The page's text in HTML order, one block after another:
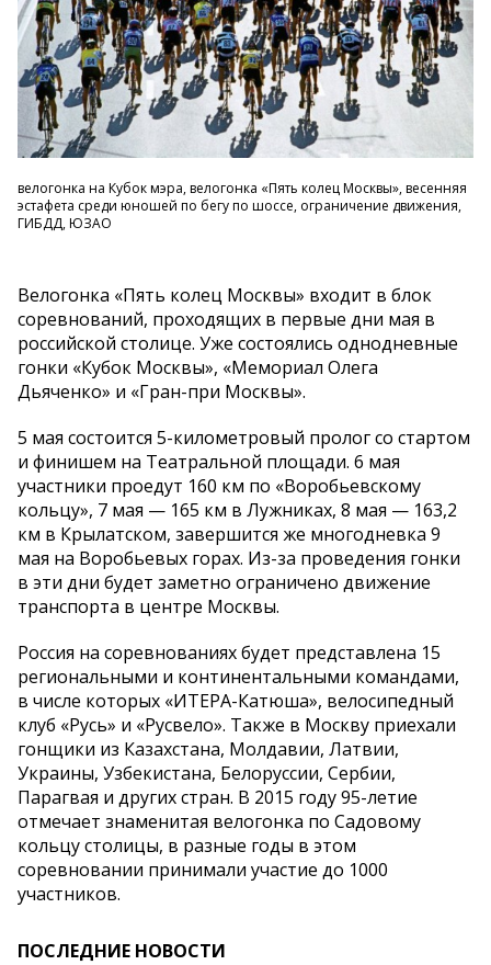
велогонка на Кубок мэра, велогонка «Пять колец Москвы», весенняя
эстафета среди юношей по бегу по шоссе, ограничение движения,
ГИБДД, ЮЗАО
Велогонка «Пять колец Москвы» входит в блок
соревнований, проходящих в первые дни мая в
российской столице. Уже состоялись однодневные
гонки «Кубок Москвы», «Мемориал Олега
Дьяченко» и «Гран-при Москвы».
5 мая состоится 5-километровый пролог со стартом
и финишем на Театральной площади. 6 мая
участники проедут 160 км по «Воробьевскому
кольцу», 7 мая — 165 км в Лужниках, 8 мая — 163,2
км в Крылатском, завершится же многодневка 9
мая на Воробьевых горах. Из-за проведения гонки
в эти дни будет заметно ограничено движение
транспорта в центре Москвы.
Россия на соревнованиях будет представлена 15
региональными и континентальными командами,
в числе которых «ИТЕРА-Катюша», велосипедный
клуб «Русь» и «Русвело». Также в Москву приехали
гонщики из Казахстана, Молдавии, Латвии,
Украины, Узбекистана, Белоруссии, Сербии,
Парагвая и других стран. В 2015 году 95-летие
отмечает знаменитая велогонка по Садовому
кольцу столицы, в разные годы в этом
соревновании принимали участие до 1000
участников.
ПОСЛЕДНИЕ НОВОСТИ